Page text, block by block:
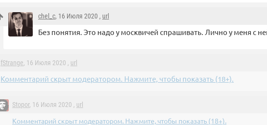
chel_c, 16 Июля 2020 , url
Без понятия. Это надо у москвичей спрашивать. Лично у меня с
fStrange, 16 Июля 2020 , url
Комментарий скрыт модератором. Нажмите, чтобы показать (18+).
Stopor, 16 Июля 2020 , url
Комментарий скрыт модератором. Нажмите, чтобы показать (18+).